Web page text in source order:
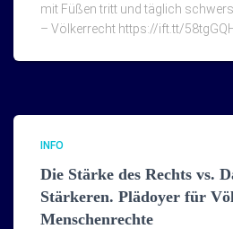
mit Füßen tritt und täglich
– Völkerrecht https://ift.tt/
INFO
Die Stärke des Rechts vs.
Stärkeren. Plädoyer für
Menschenrechte